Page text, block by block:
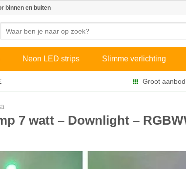
binnen en buiten
Neon LED strips Slimme verlichting
Groot
7 watt – Downlight –